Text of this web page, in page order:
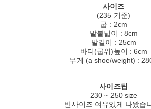
사이즈
(235 기준)
굽 : 2cm
발볼넓이 : 8cm
발길이 : 25cm
바디(굽위)높이 : 6cm
무게 (a shoe/weight) :
사이즈팁
230 ~ 250 size
반사이즈 여유있게 나왔습